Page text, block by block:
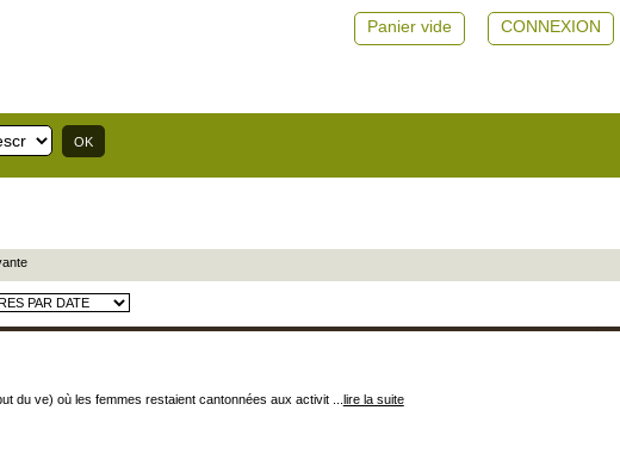
CONNEXION
Panier vide
du ve) où les femmes restaient cantonnées aux activit ... lire la suite